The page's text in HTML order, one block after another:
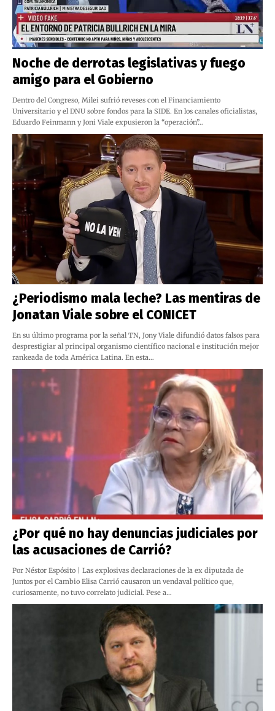
Noche de derrotas legislativas y fuego
amigo para el Gobierno
Dentro del Congreso, Milei sufrió reveses con el Financiamiento
Universitario y el DNU sobre fondos para la SIDE. En los canales oficialistas,
Eduardo Feinmann y Joni Viale expusieron la “operación”…
¿Periodismo mala leche? Las mentiras de
Jonatan Viale sobre el CONICET
En su último programa por la señal TN, Jony Viale difundió datos falsos para
desprestigiar al principal organismo científico nacional e institución mejor
rankeada de toda América Latina. En esta…
¿Por qué no hay denuncias judiciales por
las acusaciones de Carrió?
Por Néstor Espósito | Las explosivas declaraciones de la ex diputada de
Juntos por el Cambio Elisa Carrió causaron un vendaval político que,
curiosamente, no tuvo correlato judicial. Pese a…